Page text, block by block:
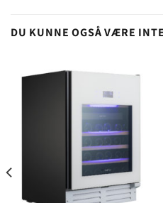
DU KUNNE OGSÅ VÆRE